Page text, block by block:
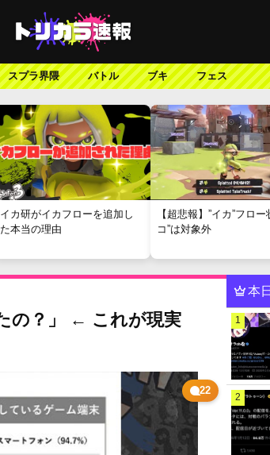
スプラ界隈 バトル ブキ フェス
イカ研がイカフローを追加し
た本当の理由
【超悲報】”イカ”フロー
コ”は対象外
の？」 ← これが現実
22
本
1
2